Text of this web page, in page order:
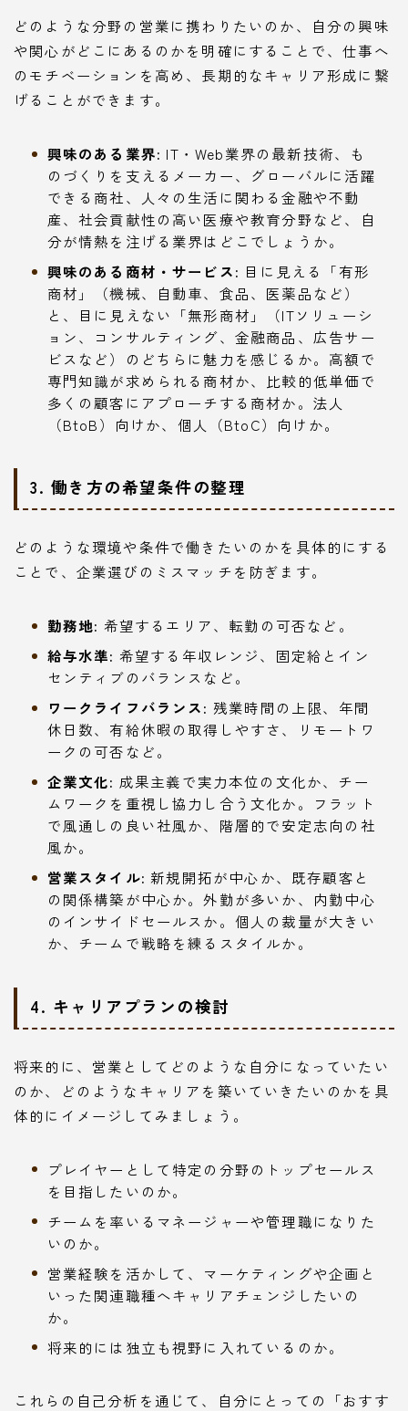
どのような分野の営業に携わりたいのか、自分の興味
や関心がどこにあるのかを明確にすることで、仕事へ
のモチベーションを高め、長期的なキャリア形成に繋
げることができます。
興味のある業界: IT・Web業界の最新技術、も
のづくりを支えるメーカー、グローバルに活躍
できる商社、人々の生活に関わる金融や不動
産、社会貢献性の高い医療や教育分野など、自
分が情熱を注げる業界はどこでしょうか。
興味のある商材・サービス: 目に見える「有形
商材」（機械、自動車、食品、医薬品など）
と、目に見えない「無形商材」（ITソリューシ
ョン、コンサルティング、金融商品、広告サー
ビスなど）のどちらに魅力を感じるか。高額で
専門知識が求められる商材か、比較的低単価で
多くの顧客にアプローチする商材か。法人
（BtoB）向けか、個人（BtoC）向けか。
3. 働き方の希望条件の整理
どのような環境や条件で働きたいのかを具体的にする
ことで、企業選びのミスマッチを防ぎます。
勤務地: 希望するエリア、転勤の可否など。
給与水準: 希望する年収レンジ、固定給とイン
センティブのバランスなど。
ワークライフバランス: 残業時間の上限、年間
休日数、有給休暇の取得しやすさ、リモートワ
ークの可否など。
企業文化: 成果主義で実力本位の文化か、チー
ムワークを重視し協力し合う文化か。フラット
で風通しの良い社風か、階層的で安定志向の社
風か。
営業スタイル: 新規開拓が中心か、既存顧客と
の関係構築が中心か。外勤が多いか、内勤中心
のインサイドセールスか。個人の裁量が大きい
か、チームで戦略を練るスタイルか。
4. キャリアプランの検討
将来的に、営業としてどのような自分になっていたい
のか、どのようなキャリアを築いていきたいのかを具
体的にイメージしてみましょう。
プレイヤーとして特定の分野のトップセールス
を目指したいのか。
チームを率いるマネージャーや管理職になりた
いのか。
営業経験を活かして、マーケティングや企画と
いった関連職種へキャリアチェンジしたいの
か。
将来的には独立も視野に入れているのか。
これらの自己分析を通じて、自分にとっての「おすす